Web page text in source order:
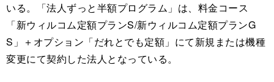
いる。「法人ずっと半額プログラム」は、料金コース
「新ウィルコム定額プランS/新ウィルコム定額プランG
S」＋オプション「だれとでも定額」にて新規または機種
変更にて契約した法人となっている。